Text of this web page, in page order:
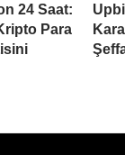
24 Saat:
Para